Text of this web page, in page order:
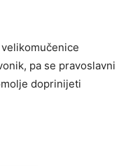
pa se pravoslavni
doprinijeti